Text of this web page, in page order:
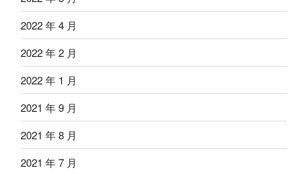
2022 年 4 月
2022 年 2 月
2022 年 1 月
2021 年 9 月
2021 年 8 月
2021 年 7 月